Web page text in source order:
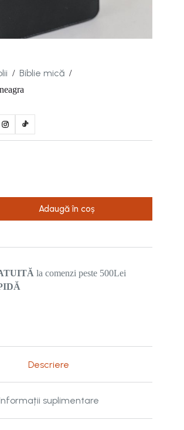
/ Biblie mică /
Adaugă în coș
la comenzi peste 500Lei
Descriere
suplimentare